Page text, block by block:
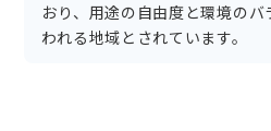
おり、用途の自由度と環境の
われる地域とされています。